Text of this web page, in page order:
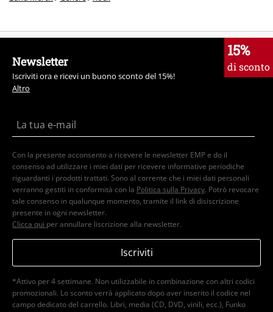
15%
di sconto
Newsletter
Iscriviti ora e ricevi un buono sconto del 15%!
Altro
Con la presente acconsento a ricevere le newsletter EMP e do il
consenso ad utilizzare i miei dati per ricevere informative periodiche
riguardanti i prodotti trattati. Sono al corrente che i miei dati personali
verranno gestiti in conformità con la Politica sulla Privacy. Potrò revocare
tale consenso in qualunque momento, tramite il link di disiscrizione
presente in ogni newsletter.
Clicca qui per annullare liscrizione alla newsletter.
Iscriviti
*Attivo per 4 settimane. Non utilizzabile in combinazione con altri codici
promozionali. Lo sconto verrà applicato dopo aver inserito il codice nel
campo dedicato del carrello. Libri, media (CD, DVD, vinili, ecc.), Funko